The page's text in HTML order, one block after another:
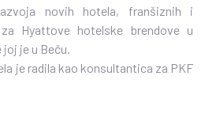
novih hotela, franšiznih i
Hyattove hotelske brendove u
je u Beču.
je radila kao konsultantica za PKF